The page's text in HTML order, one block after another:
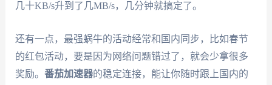
几十KB/s升到了几MB/s，几分钟就搞定了。
还有一点，最强蜗牛的活动经常和国内同步，比如春节
的红包活动，要是因为网络问题错过了，就会少拿很多
奖励。 番茄加速器的稳定连接，能让你随时跟上国内的